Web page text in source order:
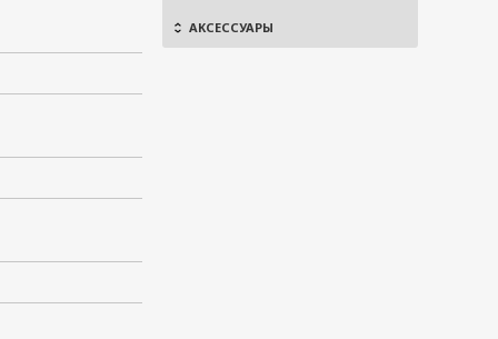
АКСЕССУАРЫ